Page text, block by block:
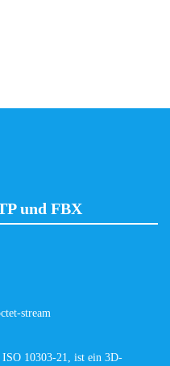
und FBX
stream
ISO 10303-21, ist ein 3D-